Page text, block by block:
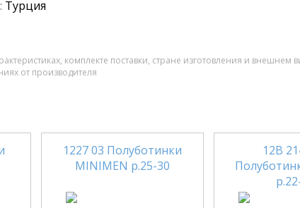
Турция
комплекте поставки, стране изготовления и внешнем
от производителя
1227 03 Полуботинки
MINIMEN р.25-30
12В